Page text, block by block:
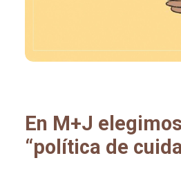
En M+J
“política de